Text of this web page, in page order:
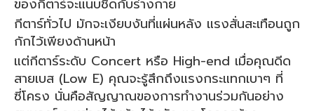
ของกีตาร์จะแนบชิดกับร่างกาย
กีตาร์ทั่วไป มักจะเงียบงันที่แผ่นหลัง แรงสั่นสะเทือนถูก
กักไว้เพียงด้านหน้า
แต่กีตาร์ระดับ Concert หรือ High-end เมื่อคุณดีด
สายเบส (Low E) คุณจะรู้สึกถึงแรงกระแทกเบาๆ ที่
ซี่โครง นั่นคือสัญญาณของการทำงานร่วมกันอย่าง